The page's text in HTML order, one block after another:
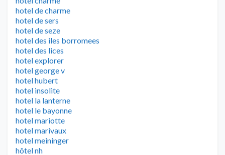
hotel de charme
hotel de sers
hotel de seze
hotel des iles borromees
hotel des lices
hotel explorer
hotel george v
hotel hubert
hotel insolite
hotel la lanterne
hotel le bayonne
hotel mariotte
hotel marivaux
hotel meininger
hôtel nh